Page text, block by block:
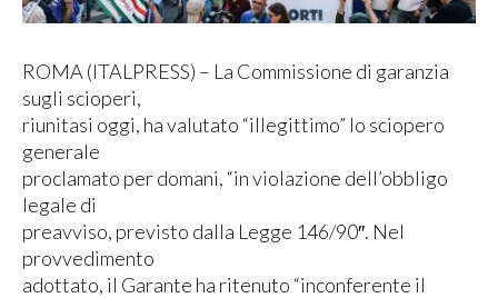
ROMA (ITALPRESS) – La Commissione di garanzia
sugli scioperi,
riunitasi oggi, ha valutato “illegittimo” lo sciopero
generale
proclamato per domani, “in violazione dell’obbligo
legale di
preavviso, previsto dalla Legge 146/90″. Nel
provvedimento
adottato, il Garante ha ritenuto “inconferente il